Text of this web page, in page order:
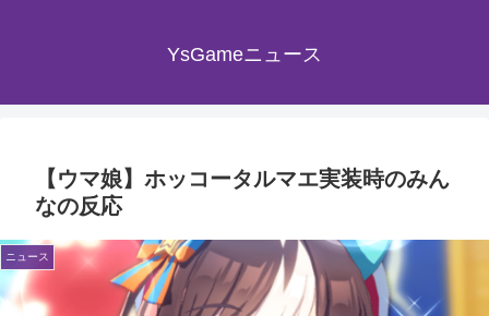
YsGameニュース
【ウマ娘】ホッコータルマエ実装時のみん
なの反応
ニュース